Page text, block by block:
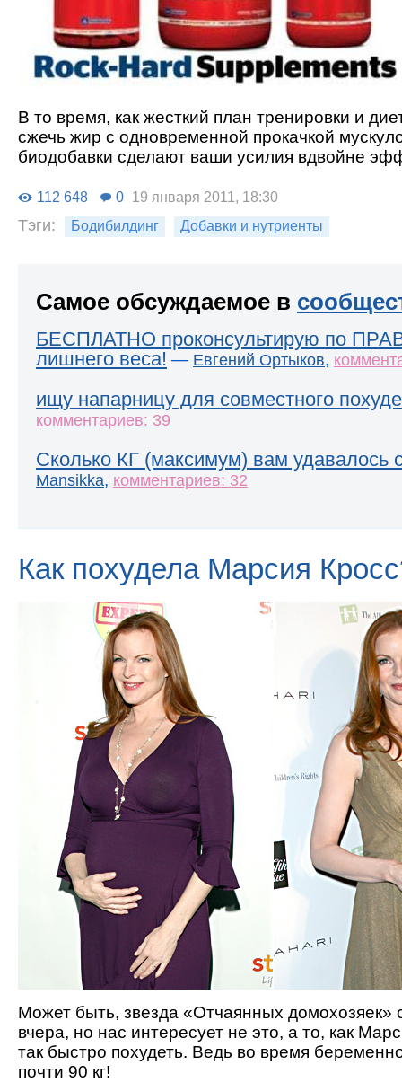
В то время, как жесткий план тренировки и
сжечь жир с одновременной прокачкой
биодобавки сделают ваши усилия вдвойне
112 648 0 19 января 2011, 18:30
Тэги: Бодибилдинг Добавки и нутриенты
Самое обсуждаемое в
БЕСПЛАТНО проконсультирую по
лишнего веса! — Евгений Ортыков,
ищу напарницу для совместного
комментариев: 39
Сколько КГ (максимум) вам удавалось
Mansikka, комментариев: 32
Как похудела Марсия
Может быть, звезда «Отчаянных домохозяек»
вчера, но нас интересует не это, а то, как
так быстро похудеть. Ведь во время
почти 90 кг!